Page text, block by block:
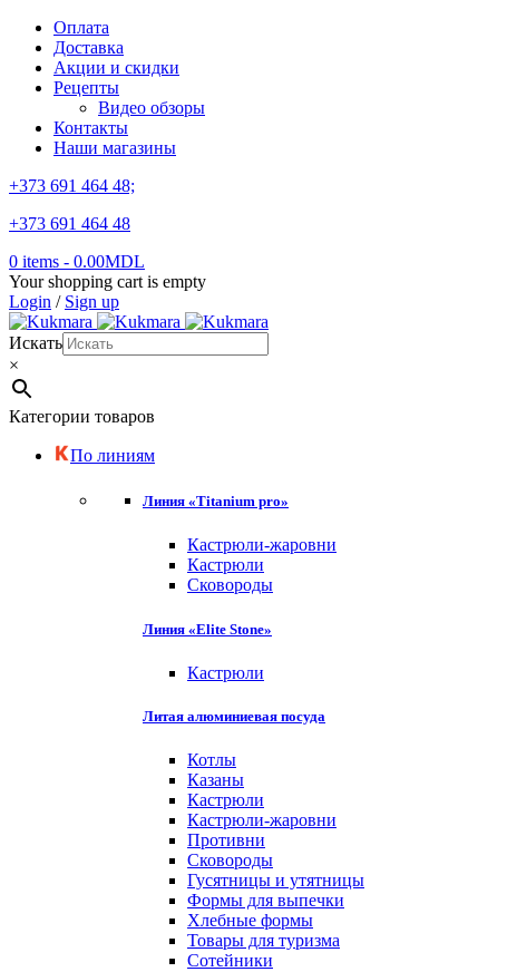
Оплата
Доставка
Акции и скидки
Рецепты
Видео обзоры
Контакты
Наши магазины
+373 691 464 48;
+373 691 464 48
0 items - 0.00MDL
Your shopping cart is empty
Login / Sign up
Искать
×
Категории товаров
По линиям
Линия «Titanium pro»
Кастрюли-жаровни
Кастрюли
Сковороды
Линия «Elite Stone»
Кастрюли
Литая алюминиевая посуда
Котлы
Казаны
Кастрюли
Кастрюли-жаровни
Противни
Сковороды
Гусятницы и утятницы
Формы для выпечки
Хлебные формы
Товары для туризма
Сотейники